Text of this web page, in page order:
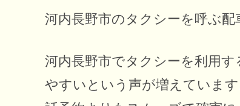
河内長野市のタクシーを呼ぶ
河内長野市でタクシーを利用
やすいという声が増えていま